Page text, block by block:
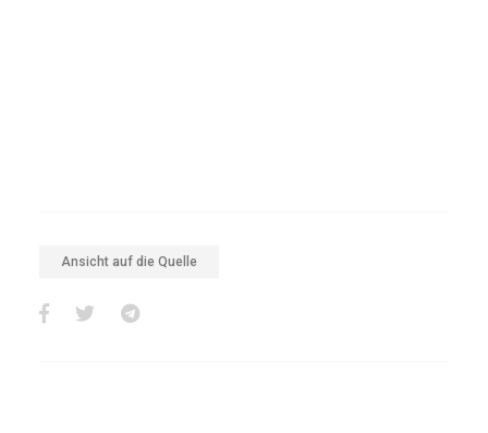
Ansicht auf die Quelle